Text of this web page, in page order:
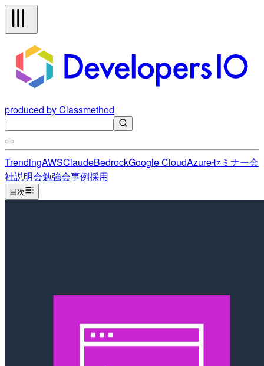
produced by Classmethod
TrendingAWSClaudeBedrockGoogle CloudAzureセミナー会
社説明会勉強会事例採用
目次